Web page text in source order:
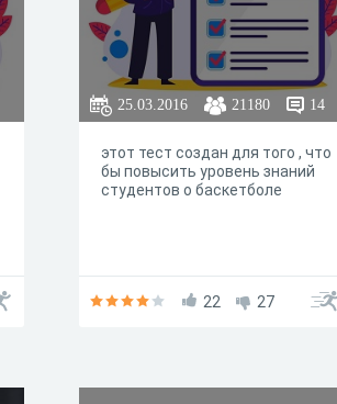
25.03.2016 21180 14
этот тест создан для того , что
бы повысить уровень знаний
студентов о баскетболе
22 27